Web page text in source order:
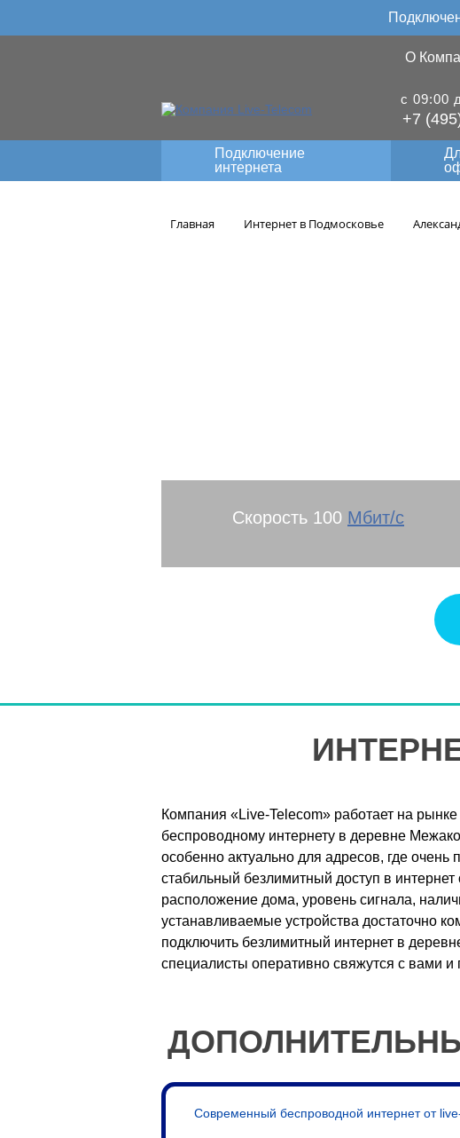
О
с 09:00
+7
Подключение
интернета
Главная Интернет в Подмосковье
Скорость 100 Мбит/с
Компания «Live-Telecom» работает на
беспроводному интернету в деревне
особенно актуально для адресов, где
стабильный безлимитный доступ в
расположение дома, уровень сигнала,
устанавливаемые устройства достаточно
подключить безлимитный интернет в
специалисты оперативно свяжутся с вами
Современный беспроводной интернет от